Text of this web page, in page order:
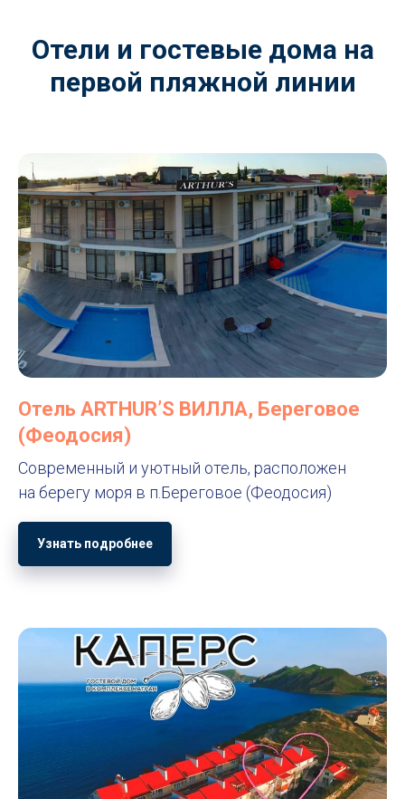
Отели и гостевые дома на
первой пляжной линии
Отель ARTHUR’S ВИЛЛА, Береговое
(Феодосия)
Современный и уютный отель, расположен
на берегу моря в п.Береговое (Феодосия)
Узнать подробнее